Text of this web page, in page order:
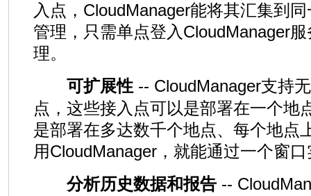
入点，CloudManager能将其汇集到
管理，只需单点登入CloudManager
理。
可扩展性 -- CloudManager支持
点，这些接入点可以是部署在一个地
是部署在多达数千个地点、每个地点
用CloudManager，就能通过一个窗
分析历史数据和报告 --